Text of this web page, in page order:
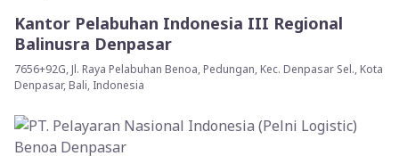
Kantor Pelabuhan Indonesia III Regional
Balinusra Denpasar
7656+92G, Jl. Raya Pelabuhan Benoa, Pedungan, Kec. Denpasar Sel., Kota
Denpasar, Bali, Indonesia